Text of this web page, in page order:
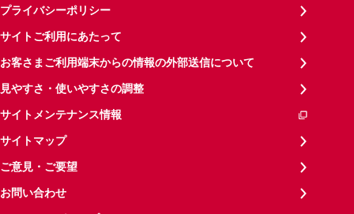
プライバシーポリシー
サイトご利用にあたって
お客さまご利用端末からの情報の外部送信について
見やすさ・使いやすさの調整
サイトメンテナンス情報
サイトマップ
ご意見・ご要望
お問い合わせ